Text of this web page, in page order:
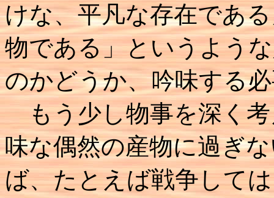
けな、平凡な存在であ
物である」というよう
のかどうか、吟味する
もう少し物事を深く考
味な偶然の産物に過ぎ
ば、たとえば戦争して